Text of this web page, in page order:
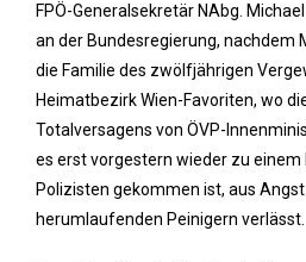
FPÖ-Generalsekretär NAbg.
an der Bundesregierung, nachdem
die Familie des zwölfjährigen
Heimatbezirk Wien-Favoriten, wo
Totalversagens von ÖVP-
es erst vorgestern wieder zu
Polizisten gekommen ist, aus
herumlaufenden Peinigern verlässt.